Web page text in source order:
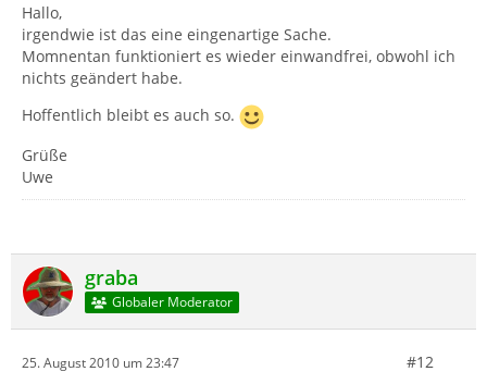
Hallo,
irgendwie ist das eine eingenartige Sache.
Momnentan funktioniert es wieder einwandfrei, obwohl ich
nichts geändert habe.
Hoffentlich bleibt es auch so.
Grüße
Uwe
graba
Globaler Moderator
25. August 2010 um 23:47 #12